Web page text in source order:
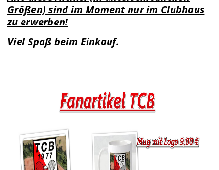
Größen) sind im Moment nur im Clubhaus
zu erwerben!
Viel Spaß beim Einkauf.